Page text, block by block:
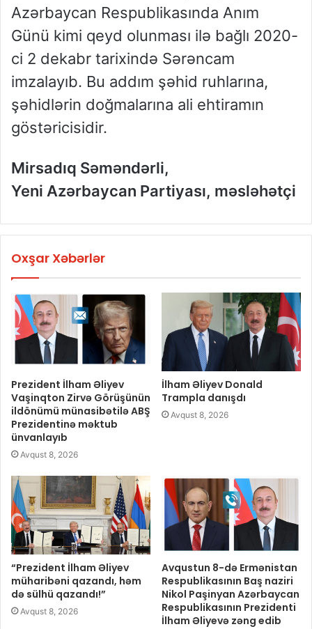
Azərbaycan Respublikasında Anım
Günü kimi qeyd olunması ilə bağlı 2020-
ci 2 dekabr tarixində Sərəncam
imzalayıb. Bu addım şəhid ruhlarına,
şəhidlərin doğmalarına ali ehtiramın
göstəricisidir.
Mirsadıq Səməndərli,
Yeni Azərbaycan Partiyası, məsləhətçi
Oxşar Xəbərlər
Prezident İlham Əliyev
Vaşinqton Zirvə Görüşünün
ildönümü münasibətilə ABŞ
Prezidentinə məktub
ünvanlayıb
Avqust 8, 2026
İlham Əliyev Donald
Trampla danışdı
Avqust 8, 2026
“Prezident İlham Əliyev
müharibəni qazandı, həm
də sülhü qazandı!”
Avqust 8, 2026
Avqustun 8-də Ermənistan
Respublikasının Baş naziri
Nikol Paşinyan Azərbaycan
Respublikasının Prezidenti
İlham Əliyevə zəng edib